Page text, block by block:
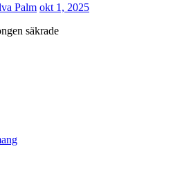
Palm okt 1, 2025
säkrade